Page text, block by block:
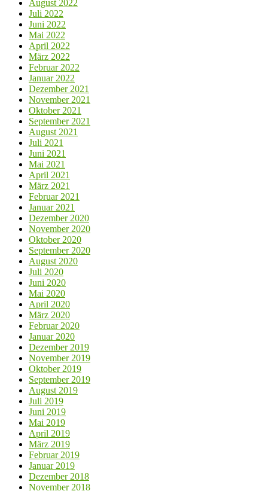
August 2022
Juli 2022
Juni 2022
Mai 2022
April 2022
März 2022
Februar 2022
Januar 2022
Dezember 2021
November 2021
Oktober 2021
September 2021
August 2021
Juli 2021
Juni 2021
Mai 2021
April 2021
März 2021
Februar 2021
Januar 2021
Dezember 2020
November 2020
Oktober 2020
September 2020
August 2020
Juli 2020
Juni 2020
Mai 2020
April 2020
März 2020
Februar 2020
Januar 2020
Dezember 2019
November 2019
Oktober 2019
September 2019
August 2019
Juli 2019
Juni 2019
Mai 2019
April 2019
März 2019
Februar 2019
Januar 2019
Dezember 2018
November 2018